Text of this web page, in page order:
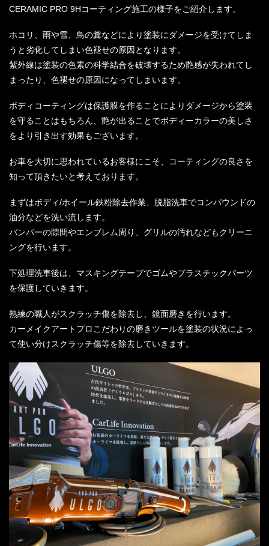
CERAMIC PRO 9Hコーティング施工の様子をご紹介します。
ホコリ、雨や雪、鳥の糞などにより塗装にダメージを受けてしま
うと劣化してしまい色褪せの原因となります。
紫外線は塗装の色素の科学結合を破壊するため艶感が失われてし
まったり、色褪せの原因になってしまいます。
ボディコーティングは保護膜を作ることによりダメージから塗装
を守ることはもちろん、艶が出ることでボディーカラーの美しさ
をより引き出す効果もございます。
お車を大切に思われているお客様にこそ、コーティングの良さを
知って頂きたいと考えております。
まずはボディ/ホイール鉄粉除去作業、脱脂洗車でコンパウンドの
油分などを洗い流します。
バンパーの隙間やエンブレム周り、グリルの汚れなどもクリーニ
ングを行います。
下処理洗車後は、マスキングテープでゴムやプラスチックパーツ
を保護していきます。
熟練の職人がスクラッチ傷を除去し、鏡面磨きを行います。
カーメイクアートプロこだわりの磨きツールを塗装の状況によっ
て使い分けスクラッチ傷等を除去していきます。